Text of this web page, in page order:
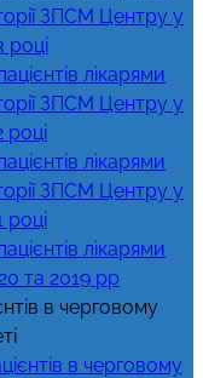
ЗПСМ Центру у
році
лікарями
ЗПСМ Центру у
році
лікарями
ЗПСМ Центру у
році
лікарями
та 2019 рр
в черговому
в черговому